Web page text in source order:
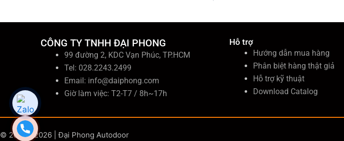
CÔNG TY TNHH ĐẠI PHONG
99 đường 2, KDC Vạn Phúc, TP.HCM
Tel: 028.2243.2499
Email: info@daiphong.com
Giờ làm việc: T2-T7 / 8h~17h
Hỗ trợ
Hướng dẫn mua hàng
Phân biệt hàng thật giả
Hỗ trợ kỹ thuật
Download Catalog
© 2006 - 2026 | Đại Phong Autodoor